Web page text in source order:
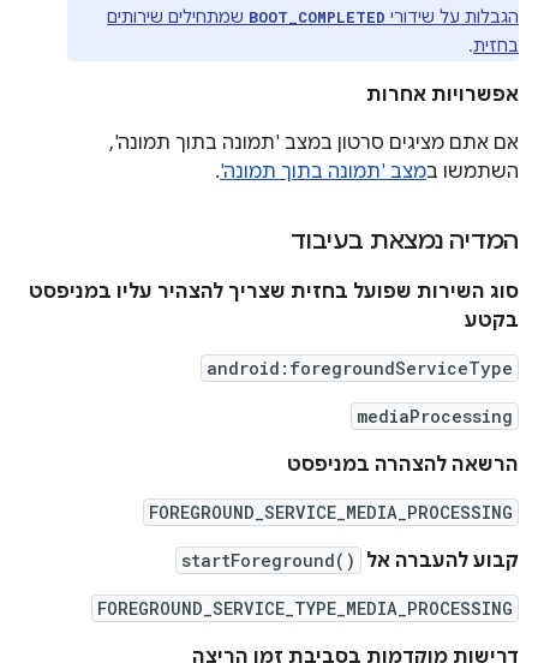
הגבלות על שידורי BOOT_COMPLETED שמתחילים שירותים
בחזית.
אפשרויות אחרות
אם אתם מציגים סרטון במצב 'תמונה בתוך תמונה',
השתמשו במצב 'תמונה בתוך תמונה'.
המדיה נמצאת בעיבוד
סוג השירות שפועל בחזית שצריך להצהיר עליו במניפסט
בקטע
android:foregroundServiceType
mediaProcessing
הרשאה להצהרה במניפסט
FOREGROUND_SERVICE_MEDIA_PROCESSING
קבוע להעברה אל startForeground()
FOREGROUND_SERVICE_TYPE_MEDIA_PROCESSING
דרישות מוקדמות בסביבת זמן הריצה